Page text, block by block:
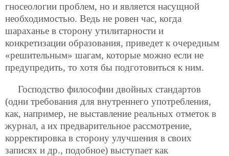
гносеологии проблем, но и является насущной
необходимостью. Ведь не ровен час, когда
шараханье в сторону утилитарности и
конкретизации образования, приведет к очередным
«решительным» шагам, которые можно если не
предупредить, то хотя бы подготовиться к ним.
Господство философии двойных стандартов
(одни требования для внутреннего употребления,
как, например, не выставление реальных отметок в
журнал, а их предварительное рассмотрение,
корректировка в сторону улучшения в своих
записях и др., подобное) выступает как